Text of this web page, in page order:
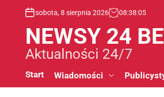
sobota, 8 sierpnia 2026 08:38:06
NEWSY 24
Aktualności 24/7
Start Wiadomości